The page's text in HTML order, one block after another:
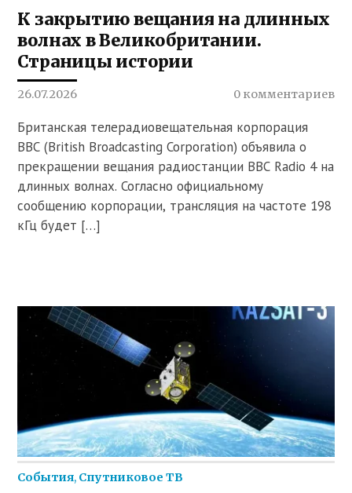
К закрытию вещания на длинных
волнах в Великобритании.
Страницы истории
26.07.2026 0 комментариев
Британская телерадиовещательная корпорация
BBC (British Broadcasting Corporation) объявила о
прекращении вещания радиостанции BBC Radio 4 на
длинных волнах. Согласно официальному
сообщению корпорации, трансляция на частоте 198
кГц будет […]
События, Спутниковое ТВ